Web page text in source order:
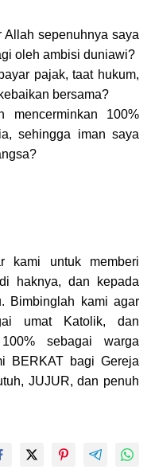
sepenuhnya saya
oleh ambisi duniawi?
pajak, taat hukum,
bersama?
mencerminkan 100%
sehingga iman saya
kami untuk memberi
haknya, dan kepada
Bimbinglah kami agar
umat Katolik, dan
sebagai warga
BERKAT bagi Gereja
JUJUR, dan penuh